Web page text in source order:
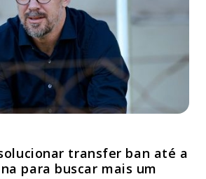
transfer ban até a
para buscar mais um